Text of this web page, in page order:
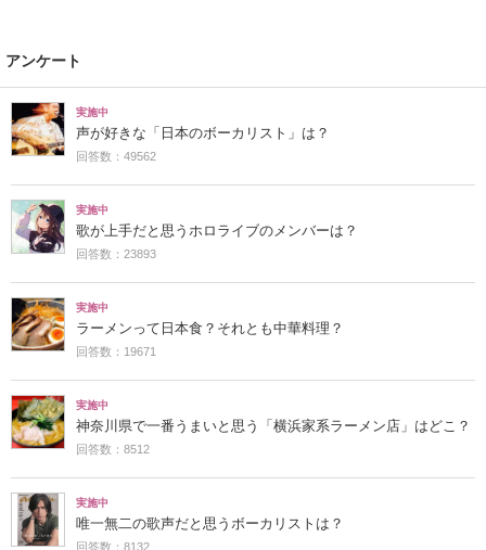
アンケート
実施中
声が好きな「日本のボーカリスト」は？
回答数：49562
実施中
歌が上手だと思うホロライブのメンバーは？
回答数：23893
実施中
ラーメンって日本食？それとも中華料理？
回答数：19671
実施中
神奈川県で一番うまいと思う「横浜家系ラーメン店」はどこ？
回答数：8512
実施中
唯一無二の歌声だと思うボーカリストは？
回答数：8132